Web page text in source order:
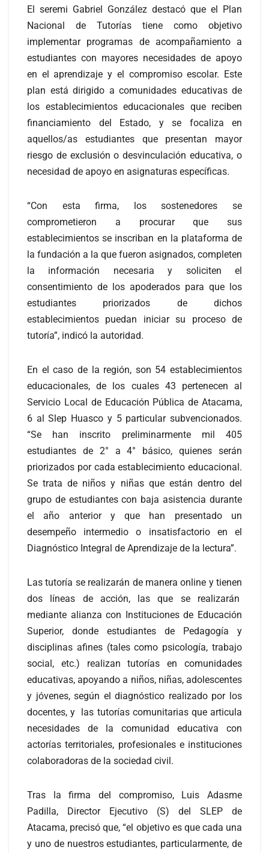
El seremi Gabriel González destacó que el Plan
Nacional de Tutorías tiene como objetivo
implementar programas de acompañamiento a
estudiantes con mayores necesidades de apoyo
en el aprendizaje y el compromiso escolar. Este
plan está dirigido a comunidades educativas de
los establecimientos educacionales que reciben
financiamiento del Estado, y se focaliza en
aquellos/as estudiantes que presentan mayor
riesgo de exclusión o desvinculación educativa, o
necesidad de apoyo en asignaturas específicas.
“Con esta firma, los sostenedores se
comprometieron a procurar que sus
establecimientos se inscriban en la plataforma de
la fundación a la que fueron asignados, completen
la información necesaria y soliciten el
consentimiento de los apoderados para que los
estudiantes priorizados de dichos
establecimientos puedan iniciar su proceso de
tutoría”, indicó la autoridad.
En el caso de la región, son 54 establecimientos
educacionales, de los cuales 43 pertenecen al
Servicio Local de Educación Pública de Atacama,
6 al Slep Huasco y 5 particular subvencionados.
“Se han inscrito preliminarmente mil 405
estudiantes de 2° a 4° básico, quienes serán
priorizados por cada establecimiento educacional.
Se trata de niños y niñas que están dentro del
grupo de estudiantes con baja asistencia durante
el año anterior y que han presentado un
desempeño intermedio o insatisfactorio en el
Diagnóstico Integral de Aprendizaje de la lectura”.
Las tutoría se realizarán de manera online y tienen
dos líneas de acción, las que se realizarán
mediante alianza con Instituciones de Educación
Superior, donde estudiantes de Pedagogía y
disciplinas afines (tales como psicología, trabajo
social, etc.) realizan tutorías en comunidades
educativas, apoyando a niños, niñas, adolescentes
y jóvenes, según el diagnóstico realizado por los
docentes, y las tutorías comunitarias que articula
necesidades de la comunidad educativa con
actorías territoriales, profesionales e instituciones
colaboradoras de la sociedad civil.
Tras la firma del compromiso, Luis Adasme
Padilla, Director Ejecutivo (S) del SLEP de
Atacama, precisó que, “el objetivo es que cada una
y uno de nuestros estudiantes, particularmente, de